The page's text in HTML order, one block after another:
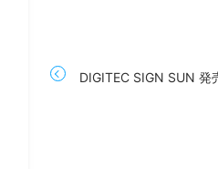
DIGITEC SIGN SUN 発